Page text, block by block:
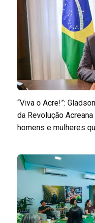
“Viva o Acre!”:
da Revolução
homens e mulheres